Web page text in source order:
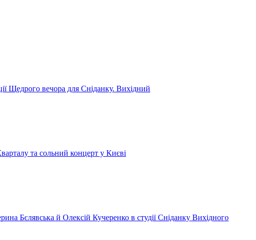
Щедрого вечора для Сніданку. Вихідний
та сольний концерт у Києві
Бєлявська й Олексій Кучеренко в студії Сніданку Вихідного